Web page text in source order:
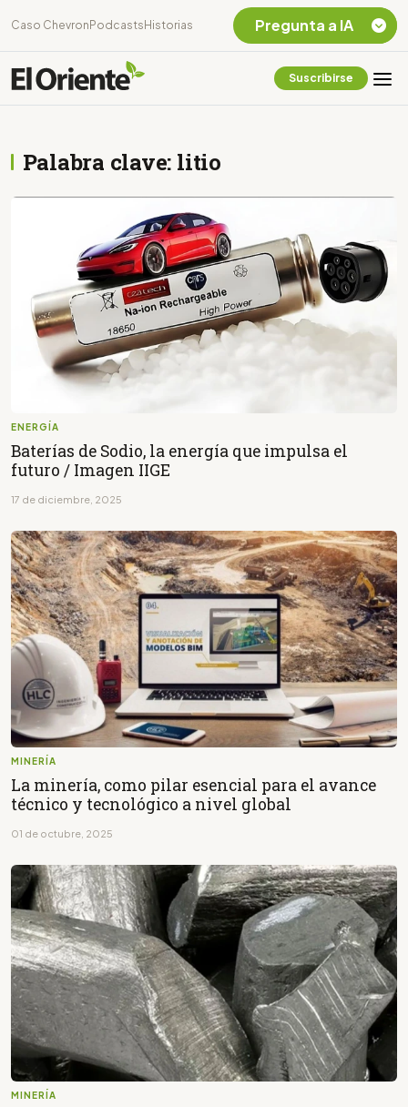
Caso Chevron Podcasts Historias
Suscribirse
Palabra clave: litio
ENERGÍA
Baterías de Sodio, la energía que impulsa el
futuro / Imagen IIGE
17 de diciembre, 2025
MINERÍA
La minería, como pilar esencial para el avance
técnico y tecnológico a nivel global
01 de octubre, 2025
MINERÍA
Pregunta a IA
Amazonia Ecuatoriana
tasa minera que rige en
Ecuador?